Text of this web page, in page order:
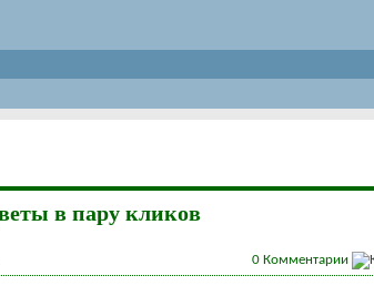
в пару кликов
0 Комментарии